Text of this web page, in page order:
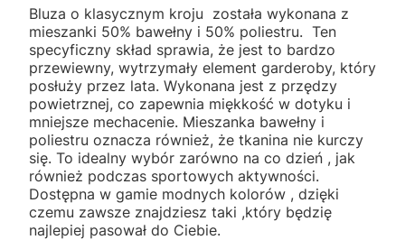
Bluza o klasycznym kroju została wykonana z
mieszanki 50% bawełny i 50% poliestru. Ten
specyficzny skład sprawia, że jest to bardzo
przewiewny, wytrzymały element garderoby, który
posłuży przez lata. Wykonana jest z przędzy
powietrznej, co zapewnia miękkość w dotyku i
mniejsze mechacenie. Mieszanka bawełny i
poliestru oznacza również, że tkanina nie kurczy
się. To idealny wybór zarówno na co dzień , jak
również podczas sportowych aktywności.
Dostępna w gamie modnych kolorów , dzięki
czemu zawsze znajdziesz taki ,który będzię
najlepiej pasował do Ciebie.